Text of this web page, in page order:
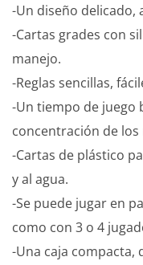
-Un diseño delicado,
-Cartas grades con
manejo.
-Reglas sencillas,
-Un tiempo de juego
concentración de los
-Cartas de plástico
y al agua.
-Se puede jugar en
como con 3 o 4
-Una caja compacta,